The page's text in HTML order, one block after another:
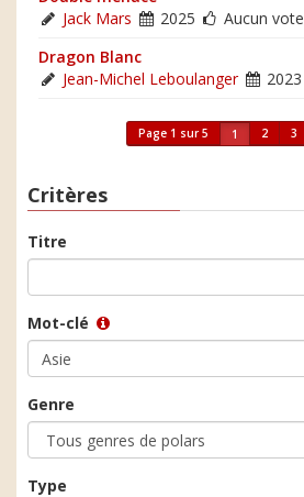
Jack Mars
2025
Aucun vote
Dragon Blanc
Jean-Michel Leboulanger
2023
Page 1 sur 5 1 2 3
Critères
Titre
Mot-clé
Genre
Type